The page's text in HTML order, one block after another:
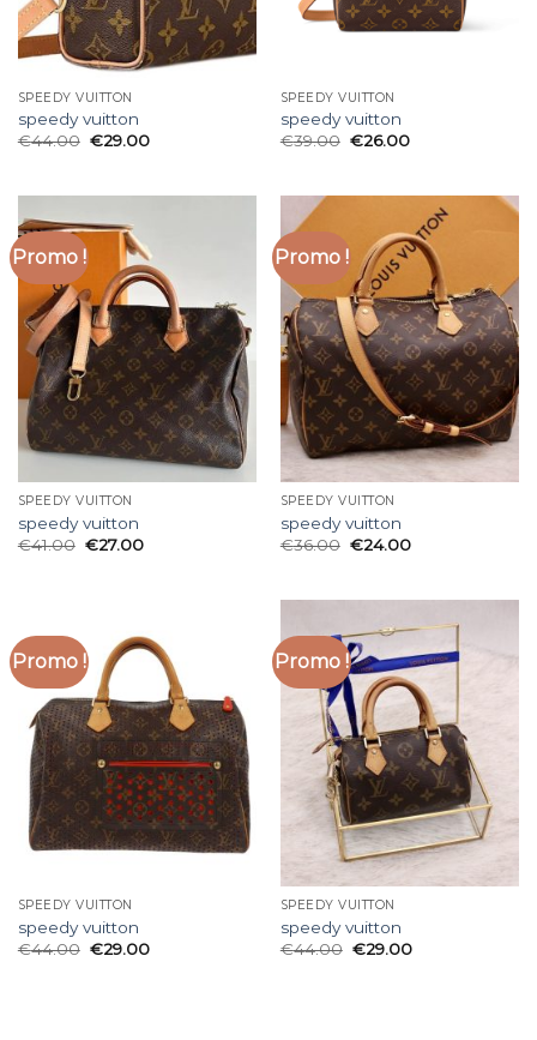
SPEEDY VUITTON
speedy vuitton
€44.00 €29.00
SPEEDY VUITTON
speedy vuitton
€39.00 €26.00
Promo !
SPEEDY VUITTON
speedy vuitton
€41.00 €27.00
Promo !
SPEEDY VUITTON
speedy vuitton
€36.00 €24.00
Promo !
SPEEDY VUITTON
speedy vuitton
€44.00 €29.00
Promo !
SPEEDY VUITTON
speedy vuitton
€44.00 €29.00